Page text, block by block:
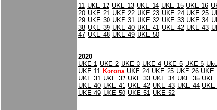
11 UKE 12 UKE 13 UKE 14 UKE 15 UKE 16
20 UKE 21 UKE 22 UKE 23 UKE 24 UKE 25
29 UKE 30 UKE 31 UKE 32 UKE 33 UKE 34
38 UKE 39 UKE 40 UKE 41 UKE 42 UKE 43
47 UKE 48 UKE 49 UKE 50
2020
UKE 1 UKE 2 UKE 3 UKE 4 UKE 5 UKE 6
UKE 11 Korona UKE 24 UKE 25 UKE 26 UKE
UKE 31 UKE 32 UKE 33 UKE 34 UKE 35 UKE
UKE 40 UKE 41 UKE 42 UKE 43 UKE 44 UKE
UKE 49 UKE 50 UKE 51 UKE 52